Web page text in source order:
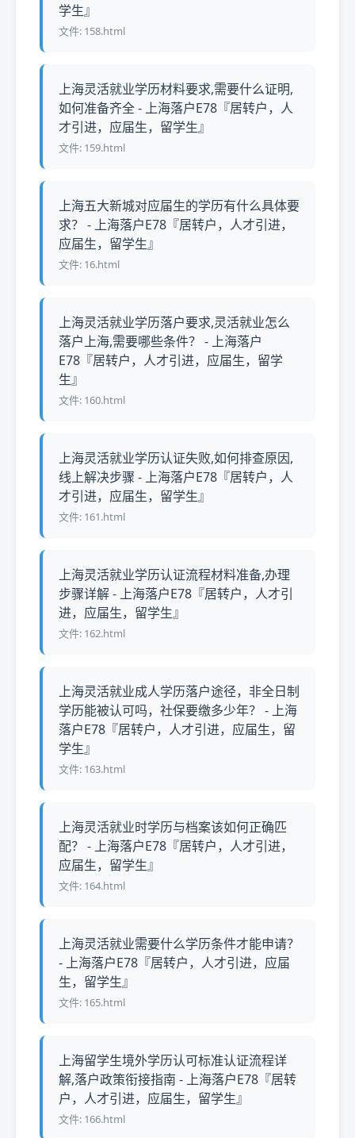
学生』
文件: 158.html
上海灵活就业学历材料要求,需要什么证明,
如何准备齐全 - 上海落户E78『居转户，人
才引进，应届生，留学生』
文件: 159.html
上海五大新城对应届生的学历有什么具体要
求？ - 上海落户E78『居转户，人才引进，
应届生，留学生』
文件: 16.html
上海灵活就业学历落户要求,灵活就业怎么
落户上海,需要哪些条件？ - 上海落户
E78『居转户，人才引进，应届生，留学
生』
文件: 160.html
上海灵活就业学历认证失败,如何排查原因,
线上解决步骤 - 上海落户E78『居转户，人
才引进，应届生，留学生』
文件: 161.html
上海灵活就业学历认证流程材料准备,办理
步骤详解 - 上海落户E78『居转户，人才引
进，应届生，留学生』
文件: 162.html
上海灵活就业成人学历落户途径，非全日制
学历能被认可吗，社保要缴多少年？ - 上海
落户E78『居转户，人才引进，应届生，留
学生』
文件: 163.html
上海灵活就业时学历与档案该如何正确匹
配？ - 上海落户E78『居转户，人才引进，
应届生，留学生』
文件: 164.html
上海灵活就业需要什么学历条件才能申请？
- 上海落户E78『居转户，人才引进，应届
生，留学生』
文件: 165.html
上海留学生境外学历认可标准认证流程详
解,落户政策衔接指南 - 上海落户E78『居转
户，人才引进，应届生，留学生』
文件: 166.html